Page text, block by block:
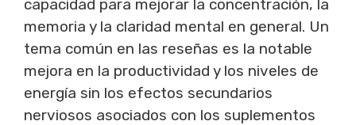
capacidad para mejorar la concentración, la
memoria y la claridad mental en general. Un
tema común en las reseñas es la notable
mejora en la productividad y los niveles de
energía sin los efectos secundarios
nerviosos asociados con los suplementos